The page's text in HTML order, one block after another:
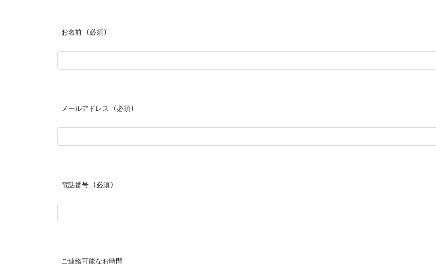
お名前 (必須)
メールアドレス (必須)
電話番号 (必須)
ご連絡可能なお時間